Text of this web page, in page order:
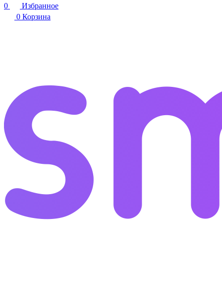
0
Избранное
0 Корзина